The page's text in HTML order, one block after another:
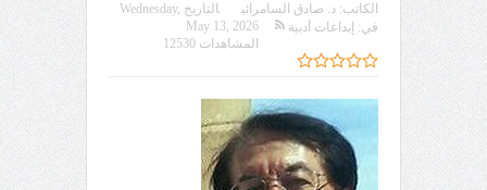
الكاتب: د. صادق السامرائي التاريخ Wednesday,
May 13, 2026
في: إبداعات أدبية
المشاهدات 12530